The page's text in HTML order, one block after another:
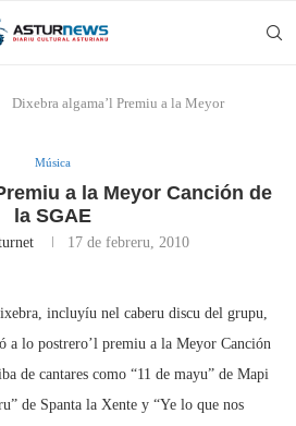
Dixebra algama’l Premiu a la Meyor
Música
a la Meyor Canción de
la SGAE
17 de febreru, 2010
incluyíu nel caberu discu del grupu,
a lo postrero’l premiu a la Meyor Canción
de cantares como “11 de mayu” de Mapi
de Spanta la Xente y “Ye lo que nos